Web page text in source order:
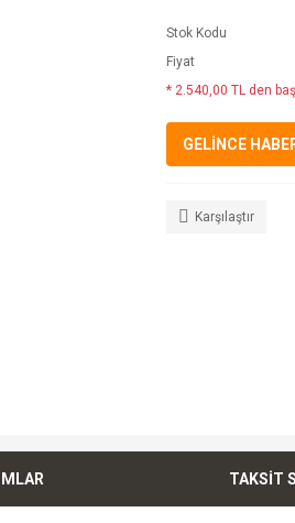
Stok Kodu
Fiyat
* 2.540,00 TL den
GELİNCE
Karşılaştır
TAKSİT